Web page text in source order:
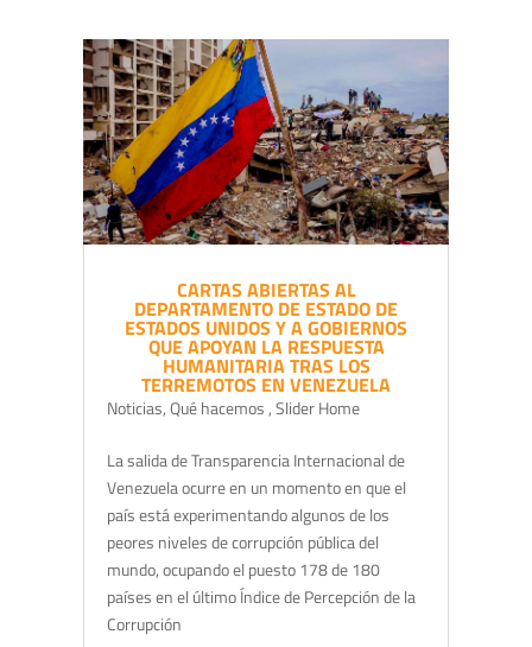
CARTAS ABIERTAS AL
DEPARTAMENTO DE ESTADO DE
ESTADOS UNIDOS Y A GOBIERNOS
QUE APOYAN LA RESPUESTA
HUMANITARIA TRAS LOS
TERREMOTOS EN VENEZUELA
Noticias,Qué hacemos ,Slider Home
La salida de Transparencia Internacional de
Venezuela ocurre en un momento en que el
país está experimentando algunos de los
peores niveles de corrupción pública del
mundo, ocupando el puesto 178 de 180
países en el último Índice de Percepción de la
Corrupción